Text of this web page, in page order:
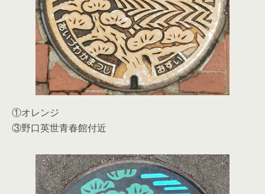
①オレンジ
③野口英世青春館付近